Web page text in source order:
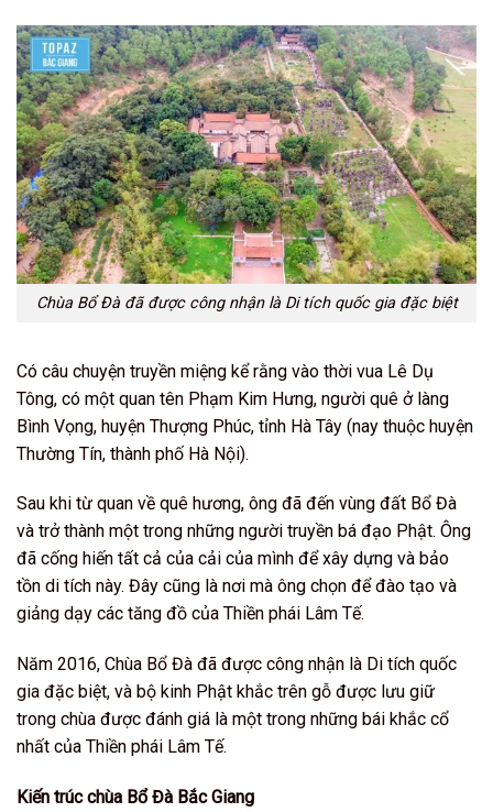
Chùa Bổ Đà đã được công nhận là Di tích quốc gia đặc biệt
Có câu chuyện truyền miệng kể rằng vào thời vua Lê Dụ
Tông, có một quan tên Phạm Kim Hưng, người quê ở làng
Bình Vọng, huyện Thượng Phúc, tỉnh Hà Tây (nay thuộc huyện
Thường Tín, thành phố Hà Nội).
Sau khi từ quan về quê hương, ông đã đến vùng đất Bổ Đà
và trở thành một trong những người truyền bá đạo Phật. Ông
đã cống hiến tất cả của cải của mình để xây dựng và bảo
tồn di tích này. Đây cũng là nơi mà ông chọn để đào tạo và
giảng dạy các tăng đồ của Thiền phái Lâm Tế.
Năm 2016, Chùa Bổ Đà đã được công nhận là Di tích quốc
gia đặc biệt, và bộ kinh Phật khắc trên gỗ được lưu giữ
trong chùa được đánh giá là một trong những bái khắc cổ
nhất của Thiền phái Lâm Tế.
Kiến trúc chùa Bổ Đà Bắc Giang